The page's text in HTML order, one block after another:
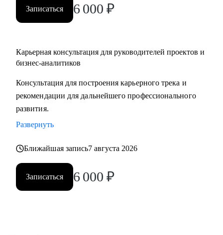
Записаться 6 000 ₽
Карьерная консультация для руководителей проектов и
бизнес-аналитиков
Консультация для построения карьерного трека и
рекомендации для дальнейшего профессионального
развития.
Развернуть
Ближайшая запись7 августа 2026
Записаться 6 000 ₽